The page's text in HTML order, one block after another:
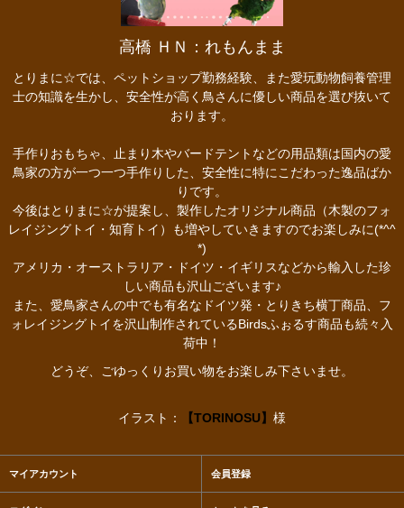
高橋 ＨＮ：れもんまま
とりまに☆では、ペットショップ勤務経験、また愛玩動物飼養管理
士の知識を生かし、安全性が高く鳥さんに優しい商品を選び抜いて
おります。
手作りおもちゃ、止まり木やバードテントなどの用品類は国内の愛
鳥家の方が一つ一つ手作りした、安全性に特にこだわった逸品ばか
りです。
今後はとりまに☆が提案し、製作したオリジナル商品（木製のフォ
レイジングトイ・知育トイ）も増やしていきますのでお楽しみに(*^^
*)
アメリカ・オーストラリア・ドイツ・イギリスなどから輸入した珍
しい商品も沢山ございます♪
また、愛鳥家さんの中でも有名なドイツ発・とりきち横丁商品、フ
ォレイジングトイを沢山制作されているBirdsふぉるす商品も続々入
荷中！
どうぞ、ごゆっくりお買い物をお楽しみ下さいませ。
イラスト： 【TORINOSU】 様
マイアカウント 会員登録